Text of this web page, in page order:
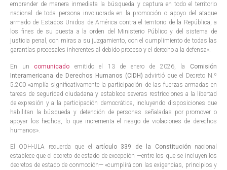
emprender de manera inmediata la búsqueda y captura en todo el territorio
nacional de toda persona involucrada en la promoción o apoyo del ataque
armado de Estados Unidos de América contra el territorio de la República, a
los fines de su puesta a la orden del Ministerio Público y del sistema de
justicia penal, con miras a su juzgamiento, con el cumplimiento de todas las
garantías procesales inherentes al debido proceso y el derecho a la defensa».
En un comunicado emitido el 13 de enero de 2026, la Comisión
Interamericana de Derechos Humanos (CIDH) advirtió que el Decreto N.º
5.200 «amplía significativamente la participación de las fuerzas armadas en
tareas de seguridad ciudadana y establece severas restricciones a la libertad
de expresión y a la participación democrática, incluyendo disposiciones que
habilitan la búsqueda y detención de personas señaladas por promover o
apoyar los hechos, lo que incrementa el riesgo de violaciones de derechos
humanos».
El ODH-ULA recuerda que el artículo 339 de la Constitución nacional
establece que el decreto de estado de excepción —entre los que se incluyen los
decretos de estado de conmoción— «cumplirá con las exigencias, principios y